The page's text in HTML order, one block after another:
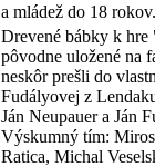
a mládež do 18 rokov.
Drevené bábky k
pôvodne uložené na
neskôr prešli do
Fudályovej z
Ján Neupauer a Ján
Výskumný tím:
Ratica, Michal